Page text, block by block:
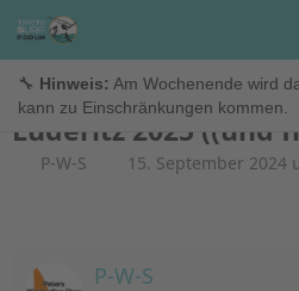
🔧 Hinweis: Am Wochenende wird
kann zu Einschränkungen kommen.
Allgemein
Lüderitz 2025 ((und
P-W-S 15. September 2024
P-W-S